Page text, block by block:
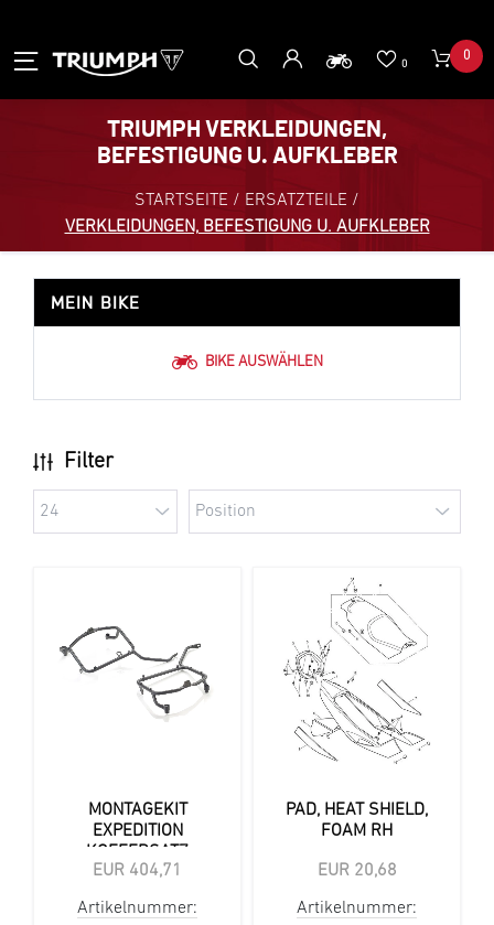
0
0
TRIUMPH VERKLEIDUNGEN,
BEFESTIGUNG U. AUFKLEBER
STARTSEITE / ERSATZTEILE /
VERKLEIDUNGEN, BEFESTIGUNG U. AUFKLEBER
MEIN BIKE
BIKE AUSWÄHLEN
Filter
MONTAGEKIT
EXPEDITION
KOFFERSATZ
EUR 404,71
Artikelnummer:
PAD, HEAT SHIELD,
FOAM RH
EUR 20,68
Artikelnummer: